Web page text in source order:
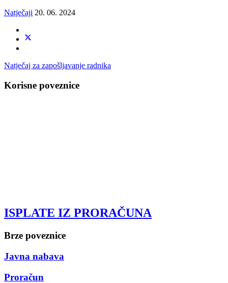
Natječaji 20. 06. 2024
Natječaj za zapošljavanje radnika
Korisne poveznice
ISPLATE IZ PRORAČUNA
Brze poveznice
Javna nabava
Proračun